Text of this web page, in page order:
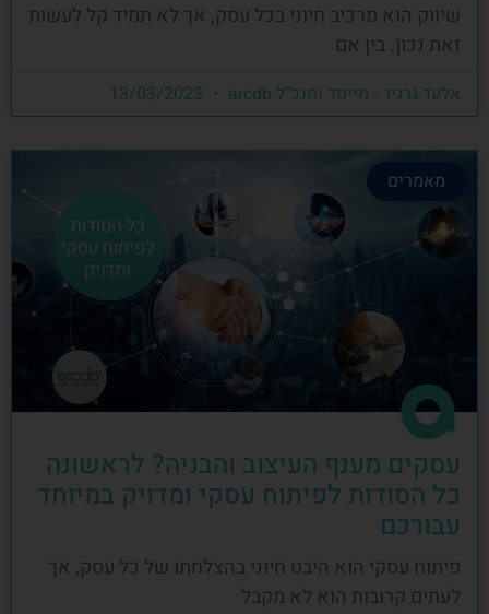
שיווק הוא מרכיב חיוני בכל עסק, אך לא תמיד קל לעשות
זאת נכון. בין אם
אלעד גרגיר - מייסד ומנכ"ל arcdb
מאמרים
עסקים מענף העיצוב והבניה? לראשונה
כל הסודות לפיתוח עסקי ומדויק במיוחד
עבורכם
פיתוח עסקי הוא היבט חיוני בהצלחתו של כל עסק, אך
לעתים קרובות הוא לא מקבל